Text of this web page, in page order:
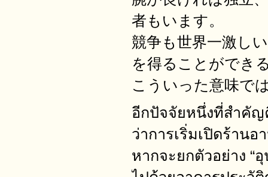
者もいます。
競争も世界一激し
を得ることができ
こういった意味で
อีกปัจจัยหนึ่งที่สำคัญ
ว่าการเริ่มเปิดร้าน
หากจะยกตัวอย่าง “